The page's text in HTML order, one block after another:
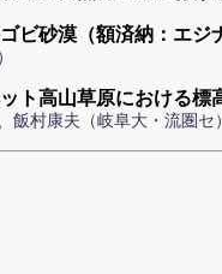
ビ砂漠（額済納：エジ
ト高山草原における標
飯村康夫（岐阜大・流圏